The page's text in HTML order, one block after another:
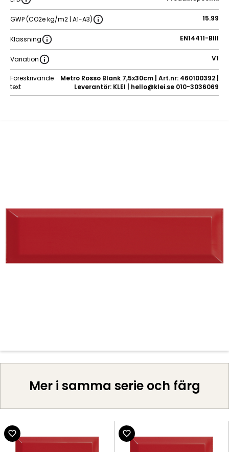
GWP (CO2e kg/m2 | A1-A3) 15.99
Klassning EN14411-BIII
Variation V1
Föreskrivande
text
Metro Rosso Blank 7,5x30cm | Art.nr: 460100392 |
Leverantör: KLEI | hello@klei.se 010-3036069
Mer i samma serie och färg